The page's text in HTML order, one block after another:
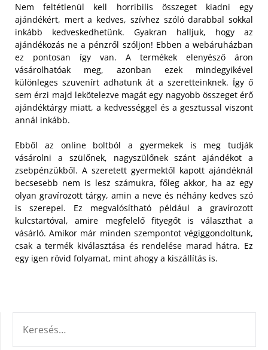
Nem feltétlenül kell horribilis összeget kiadni egy
ajándékért, mert a kedves, szívhez szóló darabbal sokkal
inkább kedveskedhetünk. Gyakran halljuk, hogy az
ajándékozás ne a pénzről szóljon! Ebben a webáruházban
ez pontosan így van. A termékek elenyésző áron
vásárolhatóak meg, azonban ezek mindegyikével
különleges szuvenírt adhatunk át a szeretteinknek. Így ő
sem érzi majd lekötelezve magát egy nagyobb összeget érő
ajándéktárgy miatt, a kedvességgel és a gesztussal viszont
annál inkább.
Ebből az online boltból a gyermekek is meg tudják
vásárolni a szülőnek, nagyszülőnek szánt ajándékot a
zsebpénzükből. A szeretett gyermektől kapott ajándéknál
becsesebb nem is lesz számukra, főleg akkor, ha az egy
olyan gravírozott tárgy, amin a neve és néhány kedves szó
is szerepel. Ez megvalósítható például a gravírozott
kulcstartóval, amire megfelelő fityegőt is választhat a
vásárló. Amikor már minden szempontot végiggondoltunk,
csak a termék kiválasztása és rendelése marad hátra. Ez
egy igen rövid folyamat, mint ahogy a kiszállítás is.